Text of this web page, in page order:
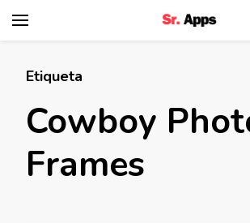
Etiqueta
Cowboy
Frames